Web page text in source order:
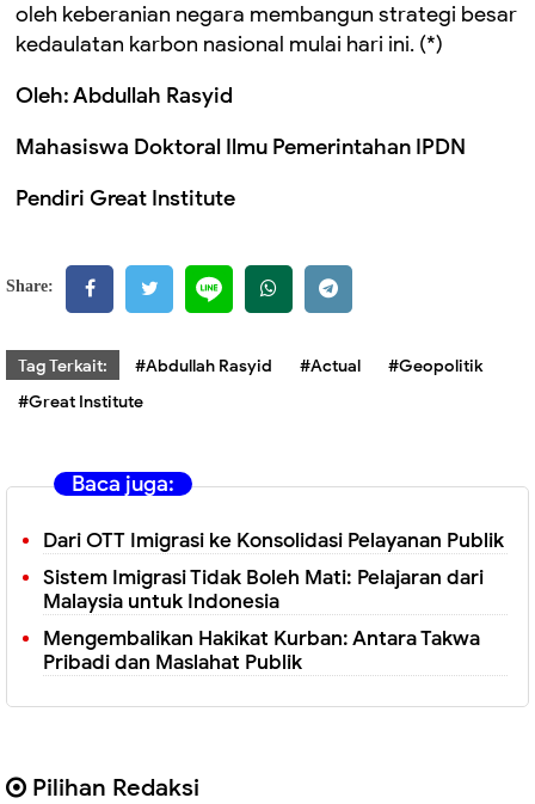
oleh keberanian negara membangun strategi besar
kedaulatan karbon nasional mulai hari ini. (*)
Oleh: Abdullah Rasyid
Mahasiswa Doktoral Ilmu Pemerintahan IPDN
Pendiri Great Institute
Share:
Tag Terkait: #Abdullah Rasyid #Actual
#Geopolitik
#Great Institute
Baca juga:
Dari OTT Imigrasi ke Konsolidasi Pelayanan Publik
Sistem Imigrasi Tidak Boleh Mati: Pelajaran dari
Malaysia untuk Indonesia
Mengembalikan Hakikat Kurban: Antara Takwa
Pribadi dan Maslahat Publik
Pilihan Redaksi